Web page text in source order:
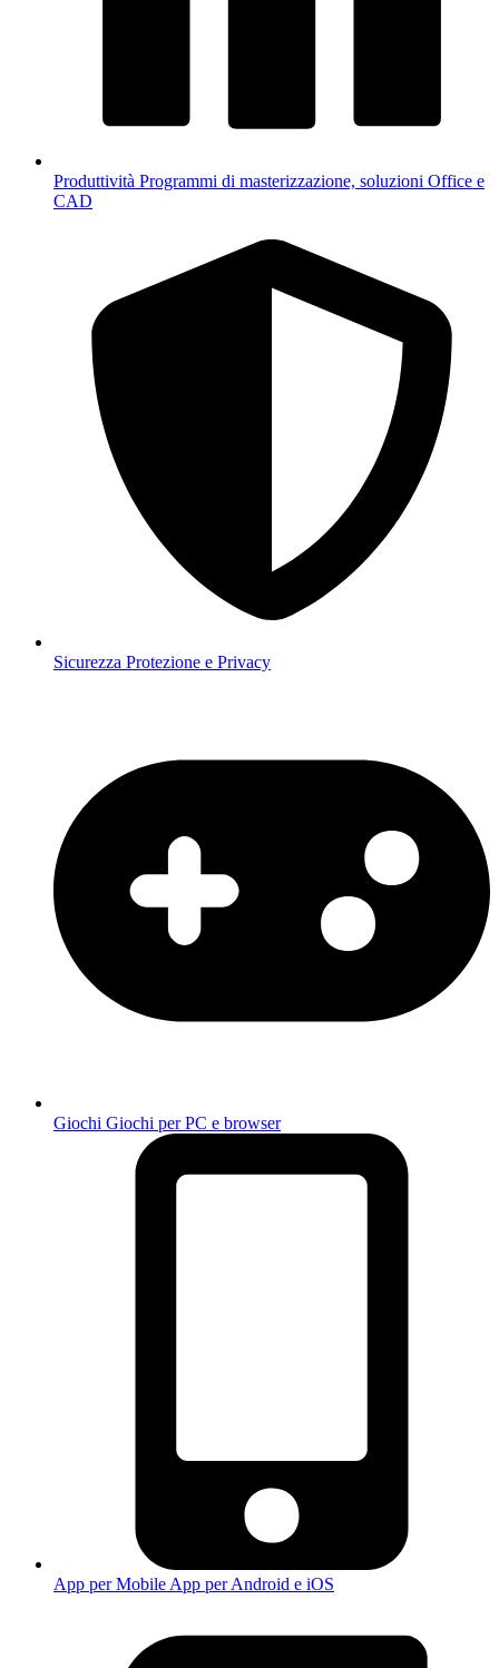
Produttività Programmi di masterizzazione, soluzioni Office e
CAD
Sicurezza Protezione e Privacy
Giochi Giochi per PC e browser
App per Mobile App per Android e iOS